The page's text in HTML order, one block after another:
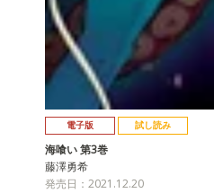
電子版 試し読み
海喰い 第3巻
藤澤勇希
発売日：2021.12.20